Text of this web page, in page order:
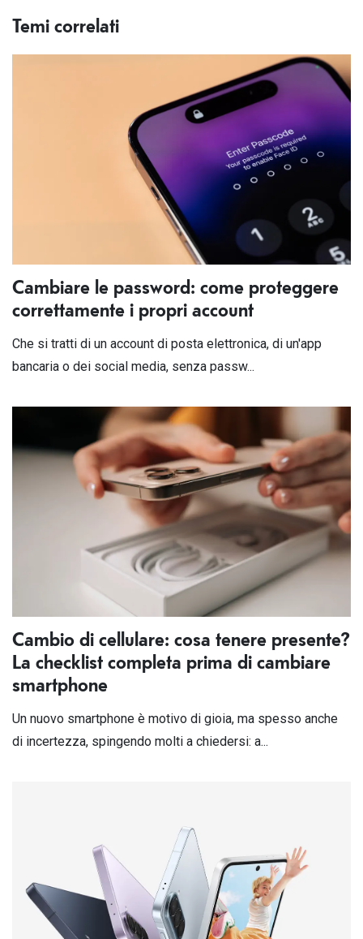
Temi correlati
Cambiare le password: come proteggere
correttamente i propri account
Che si tratti di un account di posta elettronica, di un'app
bancaria o dei social media, senza passw...
Cambio di cellulare: cosa tenere presente?
La checklist completa prima di cambiare
smartphone
Un nuovo smartphone è motivo di gioia, ma spesso anche
di incertezza, spingendo molti a chiedersi: a...